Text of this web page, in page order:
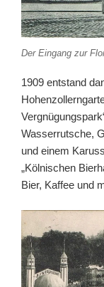
Der Eingang zur
1909 entstand
Wasserrutsche,
und einem
„Kölnischen
Bier, Kaffee und